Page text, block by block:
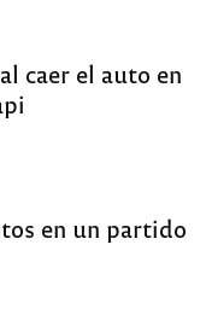
caer el auto en
en un partido